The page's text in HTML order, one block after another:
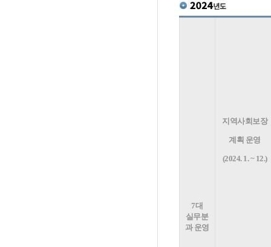
7대
실무분
과 운영
지역사회보장
계획 운영
(2024. 1. ~ 12.)